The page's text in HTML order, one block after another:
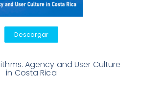
Descargar
Agency and User Culture
in Costa Rica